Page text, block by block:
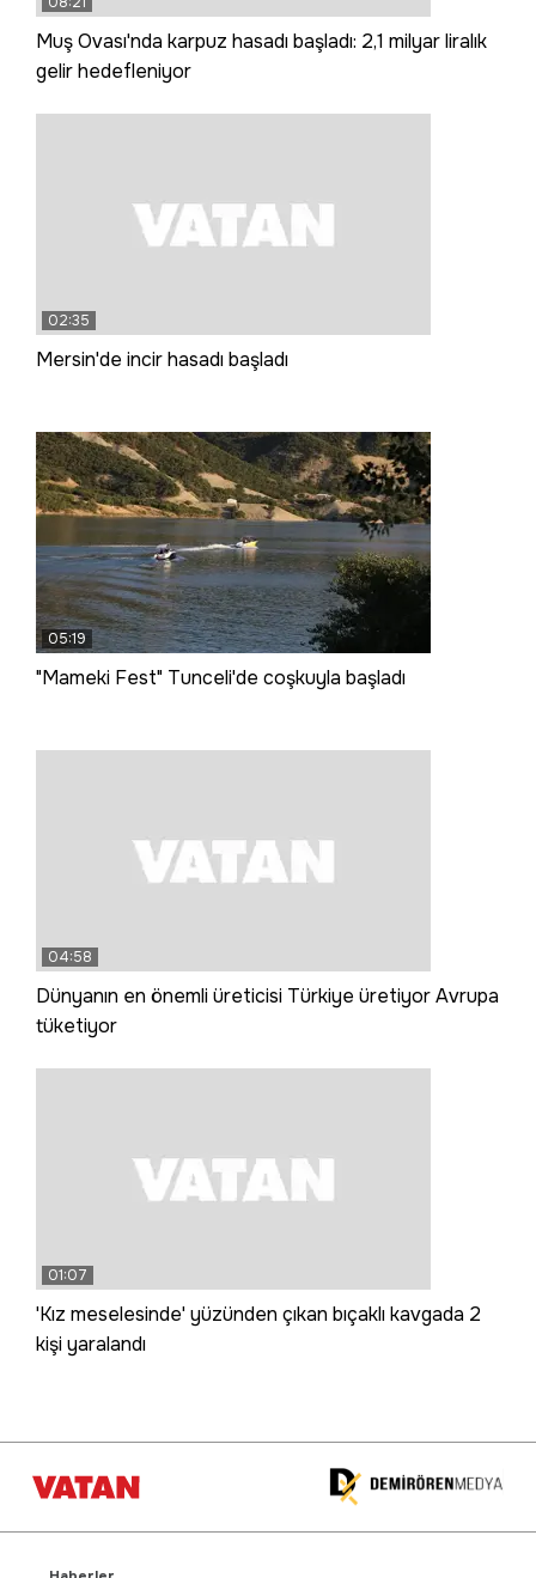
Muş Ovası'nda karpuz hasadı başladı: 2,1 milyar liralık
gelir hedefleniyor
02:35
Mersin'de incir hasadı başladı
05:19
"Mameki Fest" Tunceli'de coşkuyla başladı
04:58
Dünyanın en önemli üreticisi Türkiye üretiyor Avrupa
tüketiyor
01:07
'Kız meselesinde' yüzünden çıkan bıçaklı kavgada 2
kişi yaralandı